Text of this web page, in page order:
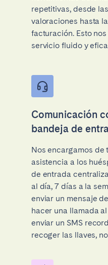
repetitivas, desde
valoraciones hasta
facturación. Esto
servicio fluido y
Comunicación
bandeja de
Nos encargamos
asistencia a los
de entrada
al día, 7 días a la
enviar un mensaje
hacer una llamada
enviar un SMS
recoger las llaves,